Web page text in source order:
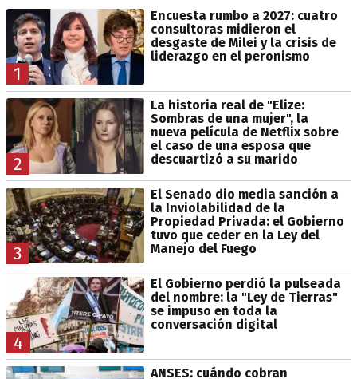
1
Encuesta rumbo a 2027: cuatro
consultoras midieron el
desgaste de Milei y la crisis de
liderazgo en el peronismo
2
La historia real de "Elize:
Sombras de una mujer", la
nueva película de Netflix sobre
el caso de una esposa que
descuartizó a su marido
3
El Senado dio media sanción a
la Inviolabilidad de la
Propiedad Privada: el Gobierno
tuvo que ceder en la Ley del
Manejo del Fuego
4
El Gobierno perdió la pulseada
del nombre: la "Ley de Tierras"
se impuso en toda la
conversación digital
ANSES: cuándo cobran